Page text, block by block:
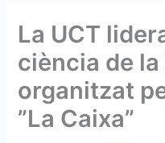
La UCT
ciència de
organitzat
”La Caixa”